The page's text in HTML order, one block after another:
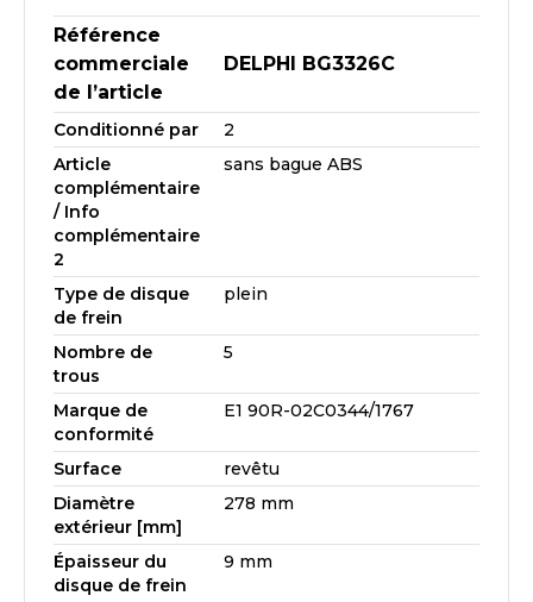
Référence
commerciale
de l’article
DELPHI BG3326C
Conditionné par
2
Article
complémentaire
/ Info
complémentaire
2
sans bague ABS
Type de disque
de frein
plein
Nombre de
trous
5
Marque de
conformité
E1 90R-02C0344/1767
Surface
revêtu
Diamètre
extérieur [mm]
278 mm
Épaisseur du
disque de frein
9 mm